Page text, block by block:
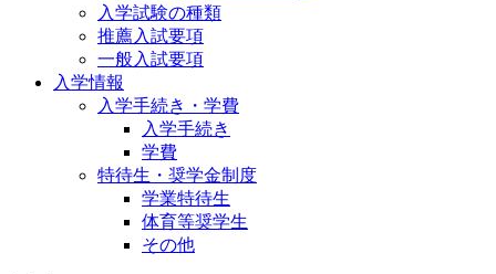
入学試験の種類
推薦入試要項
一般入試要項
入学情報
入学手続き・学費
入学手続き
学費
特待生・奨学金制度
学業特待生
体育等奨学生
その他